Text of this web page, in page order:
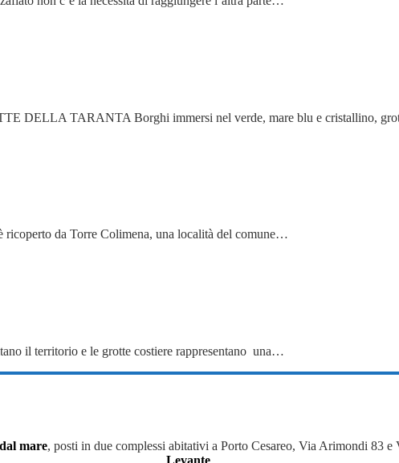
DELLA TARANTA Borghi immersi nel verde, mare blu e cristallino,
ricoperto da Torre Colimena, una località del comune…
il territorio e le grotte costiere rappresentano una…
mare, posti in due complessi abitativi a Porto Cesareo, Via Arimondi 83
Levante